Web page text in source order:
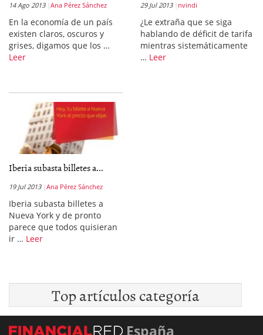
14 Ago 2013 Ana Pérez Sánchez
En la economía de un país
existen claros, oscuros y
grises, digamos que los …
Leer
29 Jul 2013 nvindi
¿Le extraña que se siga
hablando de déficit de tarifa
mientras sistemáticamente
… Leer
Iberia subasta billetes a...
19 Jul 2013 Ana Pérez Sánchez
Iberia subasta billetes a
Nueva York y de pronto
parece que todos quisieran
ir … Leer
Top artículos categoría
España